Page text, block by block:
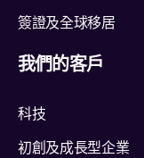
簽證及全球移居
我們的客戶
科技
初創及成長型企業